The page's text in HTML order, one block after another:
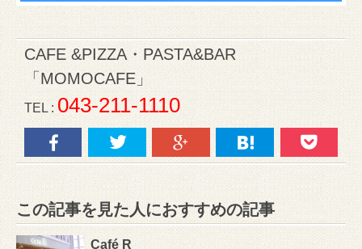
CAFE &PIZZA・PASTA&BAR
「MOMOCAFE」
TEL : 043‐211-1110
この記事を見た人におすすめの記事
Café R